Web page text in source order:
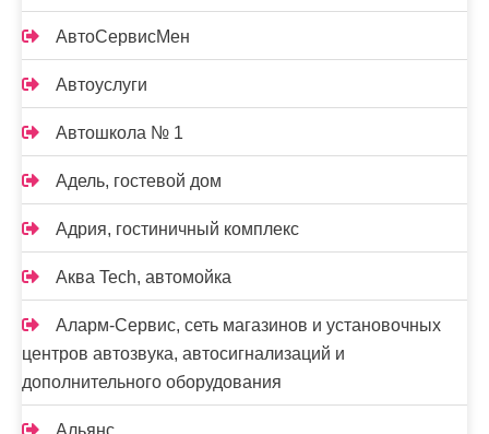
АвтоСервисМен
Автоуслуги
Автошкола № 1
Адель, гостевой дом
Адрия, гостиничный комплекс
Аква Tech, автомойка
Аларм-Сервис, сеть магазинов и установочных
центров автозвука, автосигнализаций и
дополнительного оборудования